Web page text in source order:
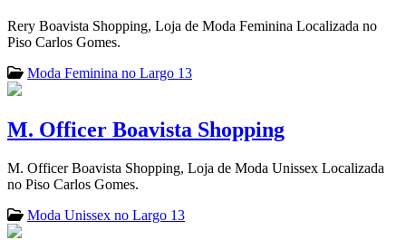
Rery Boavista Shopping, Loja de Moda Feminina Localizada no
Piso Carlos Gomes.
Moda Feminina no Largo 13
M. Officer Boavista Shopping
M. Officer Boavista Shopping, Loja de Moda Unissex Localizada
no Piso Carlos Gomes.
Moda Unissex no Largo 13